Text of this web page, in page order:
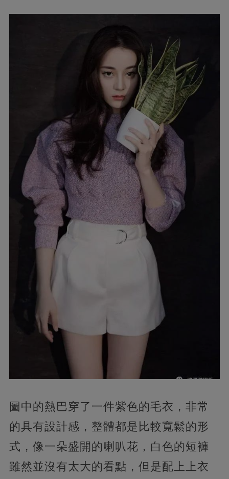
圖中的熱巴穿了一件紫色的毛衣，非常
的具有設計感，整體都是比較寬鬆的形
式，像一朵盛開的喇叭花，白色的短褲
雖然並沒有太大的看點，但是配上上衣